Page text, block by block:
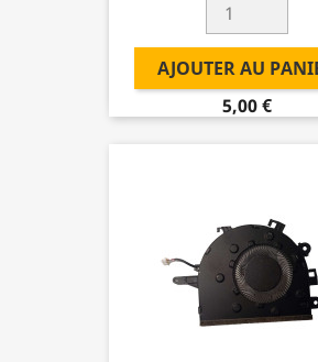
AJOUTER AU
5,00 €